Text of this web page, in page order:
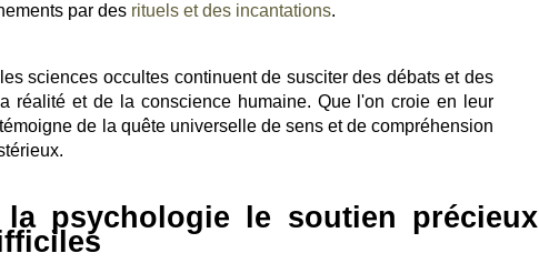
par des rituels et des incantations.
sciences occultes continuent de susciter des débats et des
réalité et de la conscience humaine. Que l'on croie en leur
de la quête universelle de sens et de compréhension
psychologie le soutien précieux